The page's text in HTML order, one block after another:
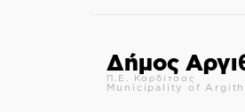
Δήμος
Π.Ε. Καρδίτσας
Municipality of